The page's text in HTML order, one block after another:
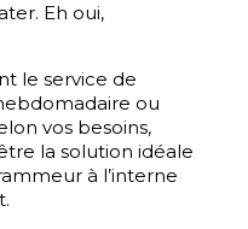
Eh oui,
le service de
ou
vos besoins,
la solution idéale
à l’interne